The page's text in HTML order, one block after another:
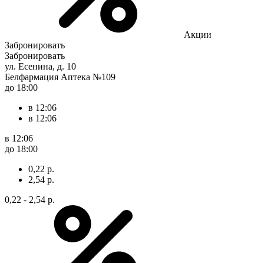
Акции
Забронировать
Забронировать
ул. Есенина, д. 10
Белфармация Аптека №109
до 18:00
в 12:06
в 12:06
в 12:06
до 18:00
0,22 р.
2,54 р.
0,22 - 2,54 р.